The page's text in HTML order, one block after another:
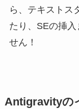
ら、テキストス
たり、SEの挿
せん！
Antigravityの